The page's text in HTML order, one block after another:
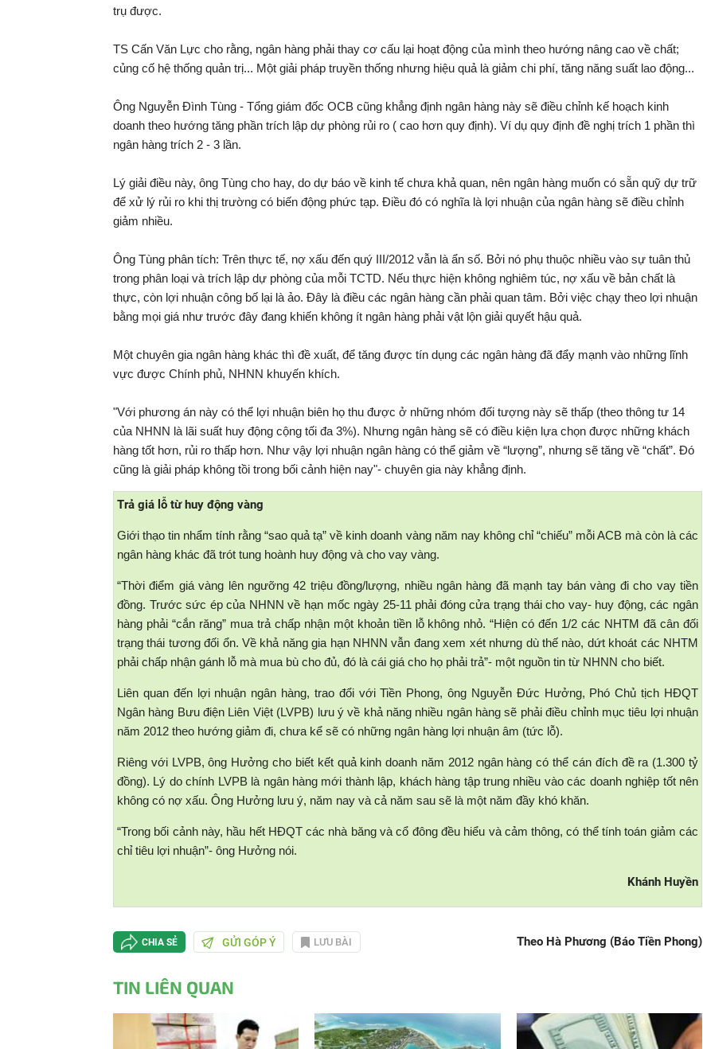
trụ được.
TS Cấn Văn Lực cho rằng, ngân hàng phải thay cơ cấu lại hoạt động của mình theo hướng nâng cao về chất;
củng cố hệ thống quản trị... Một giải pháp truyền thống nhưng hiệu quả là giảm chi phí, tăng năng suất lao động...
Ông Nguyễn Đình Tùng - Tổng giám đốc OCB cũng khẳng định ngân hàng này sẽ điều chỉnh kế hoạch kinh
doanh theo hướng tăng phần trích lập dự phòng rủi ro ( cao hơn quy định). Ví dụ quy định đề nghị trích 1 phần thì
ngân hàng trích 2 - 3 lần.
Lý giải điều này, ông Tùng cho hay, do dự báo về kinh tế chưa khả quan, nên ngân hàng muốn có sẵn quỹ dự trữ
để xử lý rủi ro khi thị trường có biến động phức tạp. Điều đó có nghĩa là lợi nhuận của ngân hàng sẽ điều chỉnh
giảm nhiều.
Ông Tùng phân tích: Trên thực tế, nợ xấu đến quý III/2012 vẫn là ẩn số. Bởi nó phụ thuộc nhiều vào sự tuân thủ
trong phân loại và trích lập dự phòng của mỗi TCTD. Nếu thực hiện không nghiêm túc, nợ xấu về bản chất là
thực, còn lợi nhuận công bố lại là ảo. Đây là điều các ngân hàng cần phải quan tâm. Bởi việc chạy theo lợi nhuận
bằng mọi giá như trước đây đang khiến không ít ngân hàng phải vật lộn giải quyết hậu quả.
Một chuyên gia ngân hàng khác thì đề xuất, để tăng được tín dụng các ngân hàng đã đẩy mạnh vào những lĩnh
vực được Chính phủ, NHNN khuyến khích.
"Với phương án này có thể lợi nhuận biên họ thu được ở những nhóm đối tượng này sẽ thấp (theo thông tư 14
của NHNN là lãi suất huy động cộng tối đa 3%). Nhưng ngân hàng sẽ có điều kiện lựa chọn được những khách
hàng tốt hơn, rủi ro thấp hơn. Như vậy lợi nhuận ngân hàng có thể giảm về “lượng”, nhưng sẽ tăng về “chất”. Đó
cũng là giải pháp không tồi trong bối cảnh hiện nay"- chuyên gia này khẳng định.
Trả giá lỗ từ huy động vàng
Giới thạo tin nhẩm tính rằng “sao quả tạ” về kinh doanh vàng năm nay không chỉ “chiếu” mỗi ACB mà còn là các
ngân hàng khác đã trót tung hoành huy động và cho vay vàng.
“Thời điểm giá vàng lên ngưỡng 42 triệu đồng/lượng, nhiều ngân hàng đã mạnh tay bán vàng đi cho vay tiền
đồng. Trước sức ép của NHNN về hạn mốc ngày 25-11 phải đóng cửa trạng thái cho vay- huy động, các ngân
hàng phải “cắn răng” mua trả chấp nhận một khoản tiền lỗ không nhỏ. “Hiện có đến 1/2 các NHTM đã cân đối
trạng thái tương đối ổn. Về khả năng gia hạn NHNN vẫn đang xem xét nhưng dù thế nào, dứt khoát các NHTM
phải chấp nhận gánh lỗ mà mua bù cho đủ, đó là cái giá cho họ phải trả”- một nguồn tin từ NHNN cho biết.
Liên quan đến lợi nhuận ngân hàng, trao đổi với Tiền Phong, ông Nguyễn Đức Hưởng, Phó Chủ tịch HĐQT
Ngân hàng Bưu điện Liên Việt (LVPB) lưu ý về khả năng nhiều ngân hàng sẽ phải điều chỉnh mục tiêu lợi nhuận
năm 2012 theo hướng giảm đi, chưa kể sẽ có những ngân hàng lợi nhuận âm (tức lỗ).
Riêng với LVPB, ông Hưởng cho biết kết quả kinh doanh năm 2012 ngân hàng có thể cán đích đề ra (1.300 tỷ
đồng). Lý do chính LVPB là ngân hàng mới thành lập, khách hàng tập trung nhiều vào các doanh nghiệp tốt nên
không có nợ xấu. Ông Hưởng lưu ý, năm nay và cả năm sau sẽ là một năm đầy khó khăn.
“Trong bối cảnh này, hầu hết HĐQT các nhà băng và cổ đông đều hiểu và cảm thông, có thể tính toán giảm các
chỉ tiêu lợi nhuận”- ông Hưởng nói.
Khánh Huyền
CHIA SẺ GỬI GÓP Ý LƯU BÀI Theo Hà Phương (Báo Tiền Phong)
TIN LIÊN QUAN